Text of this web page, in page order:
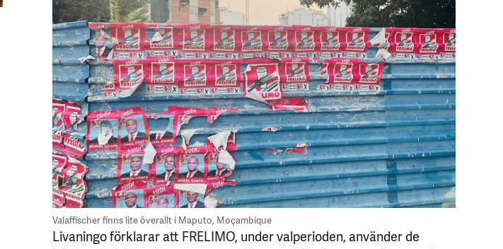
Valaffischer finns lite överallt i Maputo, Moçambique
Livaningo förklarar att FRELIMO, under valperioden, använder de